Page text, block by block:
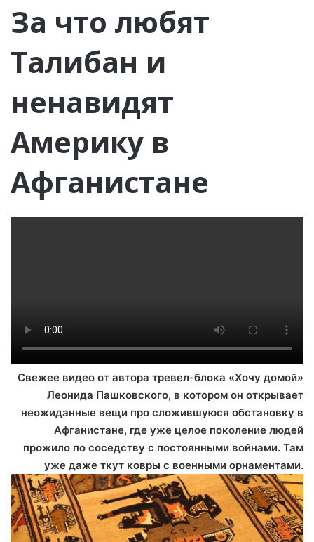
За что любят
Талибан и
ненавидят
Америку в
Афганистане
Свежее видео от автора тревел-блока «Хочу домой»
Леонида Пашковского, в котором он открывает
неожиданные вещи про сложившуюся обстановку в
Афганистане, где уже целое поколение людей
прожило по соседству с постоянными войнами. Там
уже даже ткут ковры с военными орнаментами.